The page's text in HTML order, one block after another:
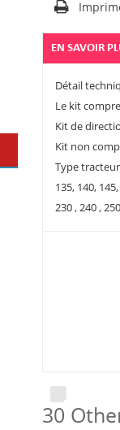
EN SAVOIR
Détail
Le kit
Kit de
Kit non
Type
135, 140,
230 , 240 , 250
30